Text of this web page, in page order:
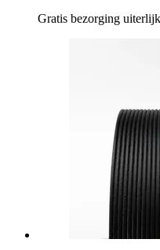
Gratis bezorging